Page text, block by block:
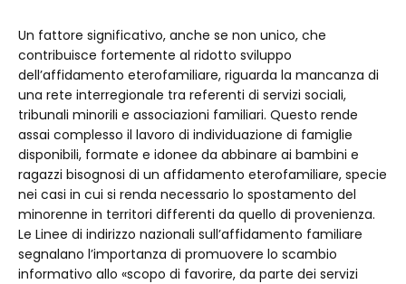
Un fattore significativo, anche se non unico, che
contribuisce fortemente al ridotto sviluppo
dell’affidamento eterofamiliare, riguarda la mancanza di
una rete interregionale tra referenti di servizi sociali,
tribunali minorili e associazioni familiari. Questo rende
assai complesso il lavoro di individuazione di famiglie
disponibili, formate e idonee da abbinare ai bambini e
ragazzi bisognosi di un affidamento eterofamiliare, specie
nei casi in cui si renda necessario lo spostamento del
minorenne in territori differenti da quello di provenienza.
Le Linee di indirizzo nazionali sull’affidamento familiare
segnalano l’importanza di promuovere lo scambio
informativo allo «scopo di favorire, da parte dei servizi